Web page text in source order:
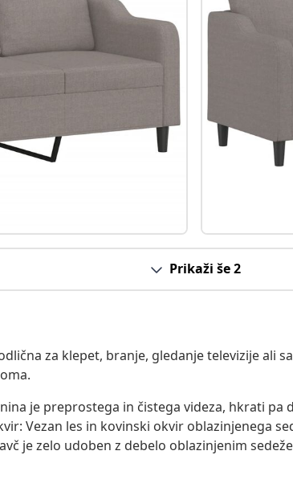
Prikaži še 2
za klepet, branje, gledanje televizije ali
je preprostega in čistega videza, hkrati pa
Vezan les in kovinski okvir oblazinjenega
je zelo udoben z debelo oblazinjenim